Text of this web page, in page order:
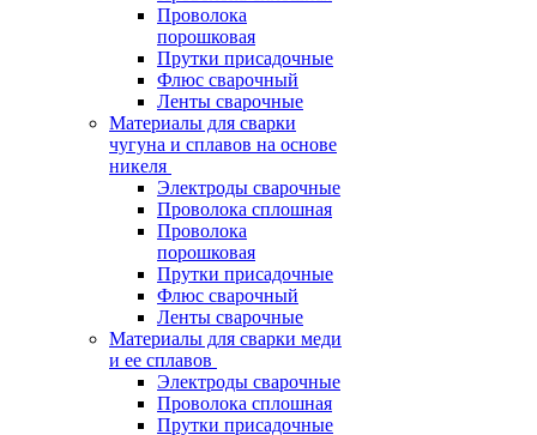
Проволока
порошковая
Прутки присадочные
Флюс сварочный
Ленты сварочные
Материалы для сварки
чугуна и сплавов на основе
никеля
Электроды сварочные
Проволока сплошная
Проволока
порошковая
Прутки присадочные
Флюс сварочный
Ленты сварочные
Материалы для сварки меди
и ее сплавов
Электроды сварочные
Проволока сплошная
Прутки присадочные